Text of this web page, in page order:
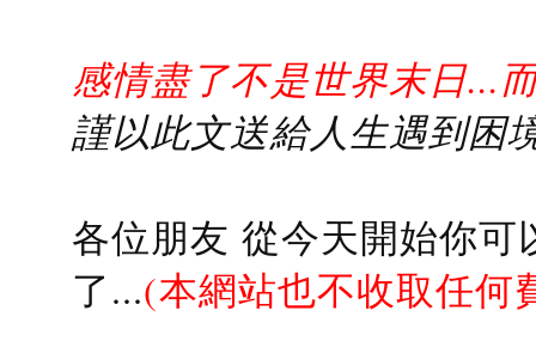
感情盡了不是世界末日...
謹以此文送給人生遇到困
各位朋友 從今天開始你
了...(本網站也不收取任何